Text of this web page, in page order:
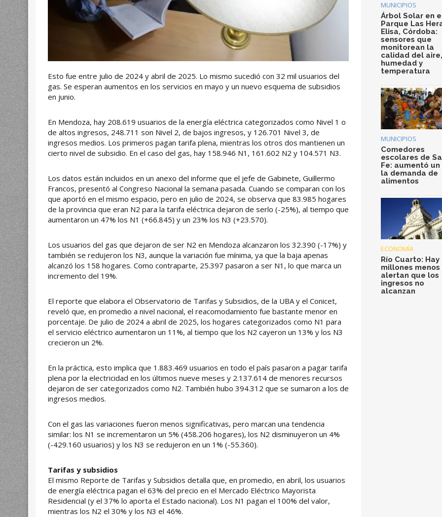
Esto fue entre julio de 2024 y abril de 2025. Lo mismo sucedió con 32 mil usuarios del
gas. Se esperan aumentos en los servicios en mayo y un nuevo esquema de subsidios
en junio.
En Mendoza, hay 208.619 usuarios de la energía eléctrica categorizados como Nivel 1 o
de altos ingresos, 248.711 son Nivel 2, de bajos ingresos, y 126.701 Nivel 3, de
ingresos medios. Los primeros pagan tarifa plena, mientras los otros dos mantienen un
cierto nivel de subsidio. En el caso del gas, hay 158.946 N1, 161.602 N2 y 104.571 N3.
Los datos están incluidos en un anexo del informe que el jefe de Gabinete, Guillermo
Francos, presentó al Congreso Nacional la semana pasada. Cuando se comparan con los
que aportó en el mismo espacio, pero en julio de 2024, se observa que 83.985 hogares
de la provincia que eran N2 para la tarifa eléctrica dejaron de serlo (-25%), al tiempo que
aumentaron un 47% los N1 (+66.845) y un 23% los N3 (+23.570).
Los usuarios del gas que dejaron de ser N2 en Mendoza alcanzaron los 32.390 (-17%) y
también se redujeron los N3, aunque la variación fue mínima, ya que la baja apenas
alcanzó los 158 hogares. Como contraparte, 25.397 pasaron a ser N1, lo que marca un
incremento del 19%.
El reporte que elabora el Observatorio de Tarifas y Subsidios, de la UBA y el Conicet,
reveló que, en promedio a nivel nacional, el reacomodamiento fue bastante menor en
porcentaje. De julio de 2024 a abril de 2025, los hogares categorizados como N1 para
el servicio eléctrico aumentaron un 11%, al tiempo que los N2 cayeron un 13% y los N3
crecieron un 2%.
En la práctica, esto implica que 1.883.469 usuarios en todo el país pasaron a pagar tarifa
plena por la electricidad en los últimos nueve meses y 2.137.614 de menores recursos
dejaron de ser categorizados como N2. También hubo 394.312 que se sumaron a los de
ingresos medios.
Con el gas las variaciones fueron menos significativas, pero marcan una tendencia
similar: los N1 se incrementaron un 5% (458.206 hogares), los N2 disminuyeron un 4%
(-429.160 usuarios) y los N3 se redujeron en un 1% (-55.360).
Tarifas y subsidios
El mismo Reporte de Tarifas y Subsidios detalla que, en promedio, en abril, los usuarios
de energía eléctrica pagan el 63% del precio en el Mercado Eléctrico Mayorista
Residencial (y el 37% lo aporta el Estado nacional). Los N1 pagan el 100% del valor,
mientras los N2 el 30% y los N3 el 46%.
MUNICIPIOS
Árbol Solar en
Parque Las
Elisa, Córdoba:
sensores que
monitorean la
calidad del aire,
humedad y
temperatura
MUNICIPIOS
Comedores
escolares de
Fe: aumentó un
la demanda de
alimentos
ECONOMÍA
Río Cuarto: Hay
millones menos
alertan que los
ingresos no
alcanzan